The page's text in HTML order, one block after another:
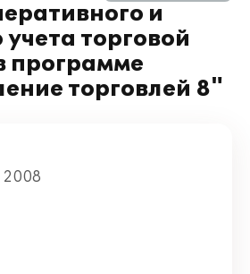
и
учета торговой
программе
торговлей 8"